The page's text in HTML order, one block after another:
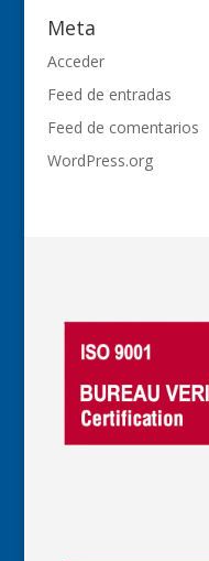
Meta
Acceder
Feed de entradas
Feed de comentarios
WordPress.org